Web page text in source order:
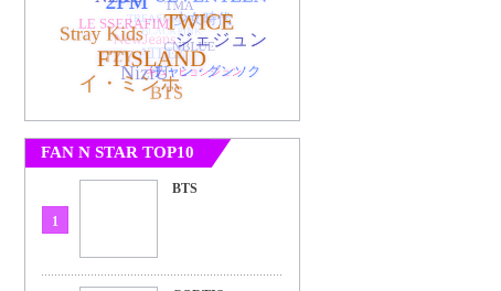
FAN N STAR TOP10
1
BTS